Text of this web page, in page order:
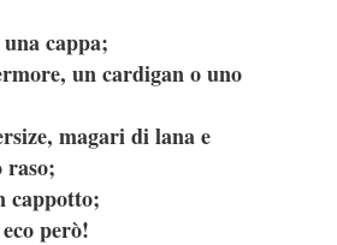
cappa;
un cardigan o uno
magari di lana e
raso;
cappotto;
però!